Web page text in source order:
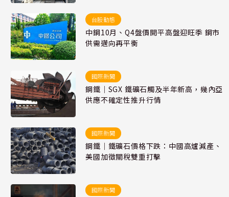
台股動態
中鋼10月、Q4盤價開平高盤迎旺季 鋼市
供需邁向再平衡
國際新聞
鋼鐵｜SGX 鐵礦石觸及半年新高，幾內亞
供應不確定性推升行情
國際新聞
鋼鐵｜鐵礦石價格下跌：中國高爐減產、
美國加徵關稅雙重打擊
國際新聞